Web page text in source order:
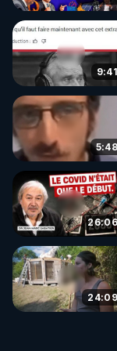
PRECEDENTS
- SAMEDI 25/
L'article "Les
https://
- JEUDI 30/11/
Les appareils
de protection,
Y sont abordés
https://
- SAMEDI 02/
Suite de
https://
- JEUDI 07/12/
Présentation
9:41
5:48
26:06
24:09